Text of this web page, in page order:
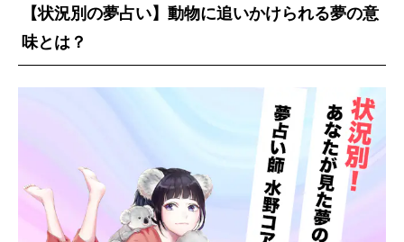
【状況別の夢占い】動物に追いかけられる夢の意
味とは？